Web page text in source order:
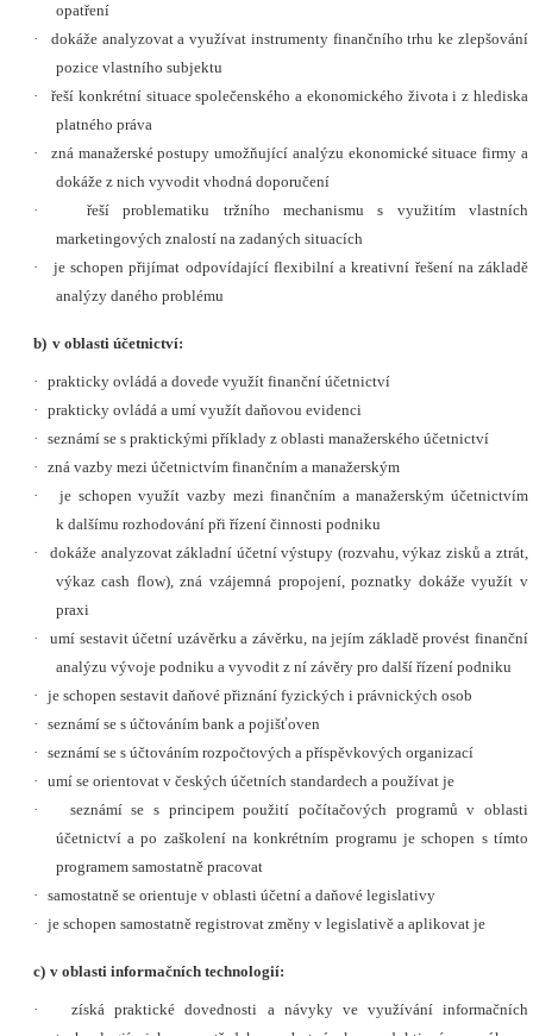
opatření
·
dokáže analyzovat a využívat instrumenty finančního trhu ke zlepšování
pozice vlastního subjektu
·
řeší konkrétní situace společenského a ekonomického života i z hlediska
platného práva
·
zná manažerské postupy umožňující analýzu ekonomické situace firmy a
dokáže z nich vyvodit vhodná doporučení
·
řeší problematiku tržního mechanismu s využitím vlastních
marketingových znalostí na zadaných situacích
·
je schopen přijímat odpovídající flexibilní a kreativní řešení na základě
analýzy daného problému
b) v oblasti účetnictví:
· prakticky ovládá a dovede využít finanční účetnictví
· prakticky ovládá a umí využít daňovou evidenci
· seznámí se s praktickými příklady z oblasti manažerského účetnictví
· zná vazby mezi účetnictvím finančním a manažerským
·
je schopen využít vazby mezi finančním a manažerským účetnictvím
k dalšímu rozhodování při řízení činnosti podniku
·
dokáže analyzovat základní účetní výstupy (rozvahu, výkaz zisků a ztrát,
výkaz cash flow), zná vzájemná propojení, poznatky dokáže využít v
praxi
·
umí sestavit účetní uzávěrku a závěrku, na jejím základě provést finanční
analýzu vývoje podniku a vyvodit z ní závěry pro další řízení podniku
· je schopen sestavit daňové přiznání fyzických i právnických osob
· seznámí se s účtováním bank a pojišťoven
· seznámí se s účtováním rozpočtových a příspěvkových organizací
· umí se orientovat v českých účetních standardech a používat je
·
seznámí se s principem použití počítačových programů v oblasti
účetnictví a po zaškolení na konkrétním programu je schopen s tímto
programem samostatně pracovat
· samostatně se orientuje v oblasti účetní a daňové legislativy
· je schopen samostatně registrovat změny v legislativě a aplikovat je
c) v oblasti informačních technologií:
·
získá praktické dovednosti a návyky ve využívání informačních